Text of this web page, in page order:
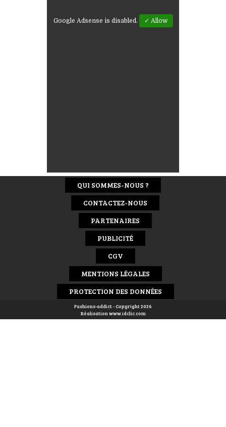
Google Adsense is disabled. ✓ Allow
QUI SOMMES-NOUS ?
CONTACTEZ-NOUS
PARTENAIRES
PUBLICITÉ
CGV
MENTIONS LÉGALES
PROTECTION DES DONNÉES
Fashions-addict - Copyright 2026
Réalisation www.idclic.com